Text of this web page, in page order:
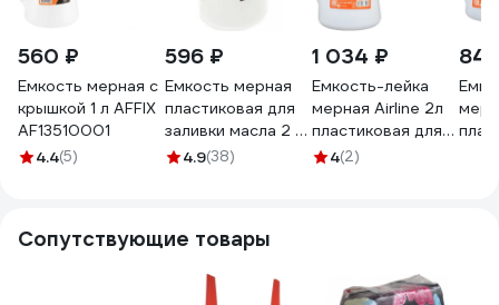
560 ₽
Емкость мерная с
крышкой 1 л AFFIX
AF13510001
4.4(5)
596 ₽
Емкость мерная
пластиковая для
заливки масла 2 л
Forsage F-
4.9(38)
1 034 ₽
Емкость-лейка
мерная Airline 2л
пластиковая для
масла и тех. жидк.,
4(2)
Сопутствующие товары